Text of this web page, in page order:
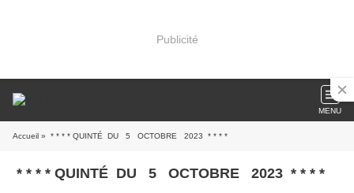
Publicité
MENU
Accueil » * * * * QUINTÉ DU 5 OCTOBRE 2023 * * * *
* * * * QUINTÉ DU 5 OCTOBRE 2023 * * * *